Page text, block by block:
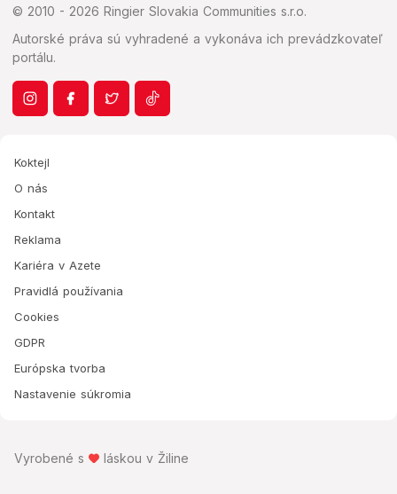
© 2010 - 2026 Ringier Slovakia Communities s.r.o.
Autorské práva sú vyhradené a vykonáva ich prevádzkovateľ
portálu.
Koktejl
O nás
Kontakt
Reklama
Kariéra v Azete
Pravidlá používania
Cookies
GDPR
Európska tvorba
Nastavenie súkromia
Vyrobené s láskou v Žiline